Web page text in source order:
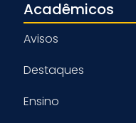
Acadêmicos
Avisos
Destaques
Ensino